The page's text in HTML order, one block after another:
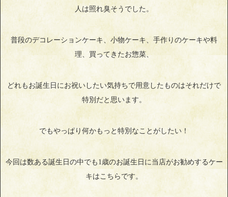
人は照れ臭そうでした。
普段のデコレーションケーキ、小物ケーキ、手作りのケーキや料
理、買ってきたお惣菜、
どれもお誕生日にお祝いしたい気持ちで用意したものはそれだけで
特別だと思います。
でもやっぱり何かもっと特別なことがしたい！
今回は数ある誕生日の中でも1歳のお誕生日に当店がお勧めするケー
キはこちらです。